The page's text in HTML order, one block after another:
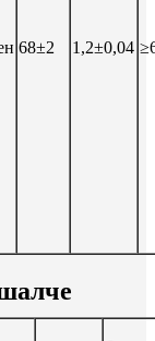
68±2 1,2±0,04